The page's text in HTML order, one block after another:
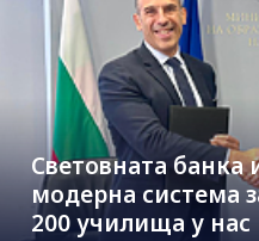
Световната
модерна система
200 училища у нас